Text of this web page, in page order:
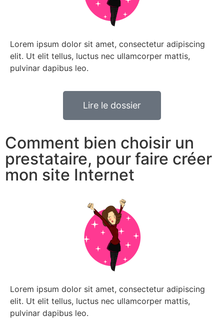
Lorem ipsum dolor sit amet, consectetur adipiscing
elit. Ut elit tellus, luctus nec ullamcorper mattis,
pulvinar dapibus leo.
Lire le dossier
Comment bien choisir un
prestataire, pour faire créer
mon site Internet
Lorem ipsum dolor sit amet, consectetur adipiscing
elit. Ut elit tellus, luctus nec ullamcorper mattis,
pulvinar dapibus leo.